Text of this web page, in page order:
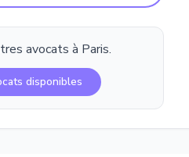
avocats à Paris.
disponibles